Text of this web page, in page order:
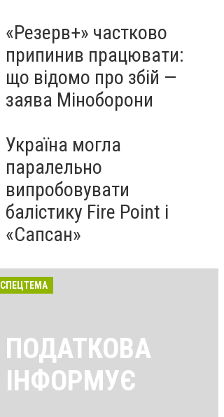
«Резерв+» частково
припинив працювати:
що відомо про збій —
заява Міноборони
Україна могла
паралельно
випробовувати
балістику Fire Point і
«Сапсан»
СПЕЦТЕМА
ПОДАТКОВА
ІНФОРМУЄ